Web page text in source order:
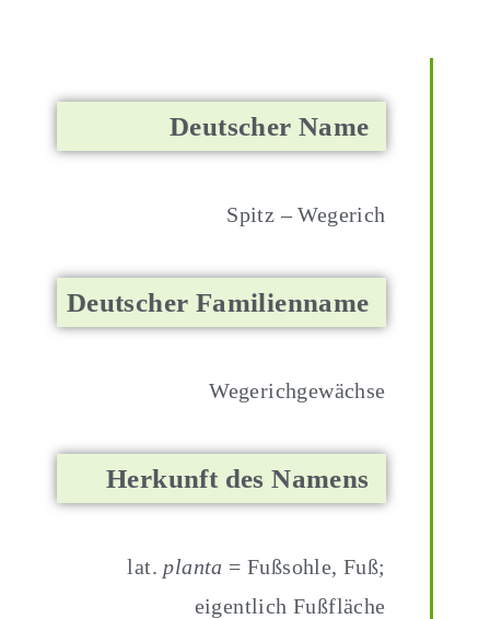
Deutscher Name
Spitz – Wegerich
Deutscher Familienname
Wegerichgewächse
Herkunft des Namens
lat. planta = Fußsohle, Fuß;
eigentlich Fußfläche